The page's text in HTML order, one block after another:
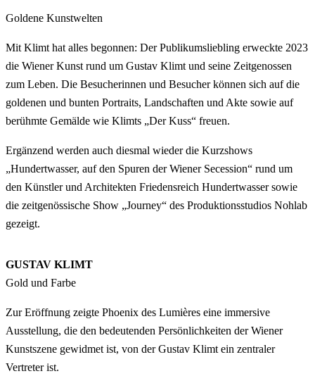
Goldene Kunstwelten
Mit Klimt hat alles begonnen: Der Publikumsliebling erweckte 2023
die Wiener Kunst rund um Gustav Klimt und seine Zeitgenossen
zum Leben. Die Besucherinnen und Besucher können sich auf die
goldenen und bunten Portraits, Landschaften und Akte sowie auf
berühmte Gemälde wie Klimts „Der Kuss“ freuen.
Ergänzend werden auch diesmal wieder die Kurzshows
„Hundertwasser, auf den Spuren der Wiener Secession“ rund um
den Künstler und Architekten Friedensreich Hundertwasser sowie
die zeitgenössische Show „Journey“ des Produktionsstudios Nohlab
gezeigt.
GUSTAV KLIMT
Gold und Farbe
Zur Eröffnung zeigte Phoenix des Lumières eine immersive
Ausstellung, die den bedeutenden Persönlichkeiten der Wiener
Kunstszene gewidmet ist, von der Gustav Klimt ein zentraler
Vertreter ist.